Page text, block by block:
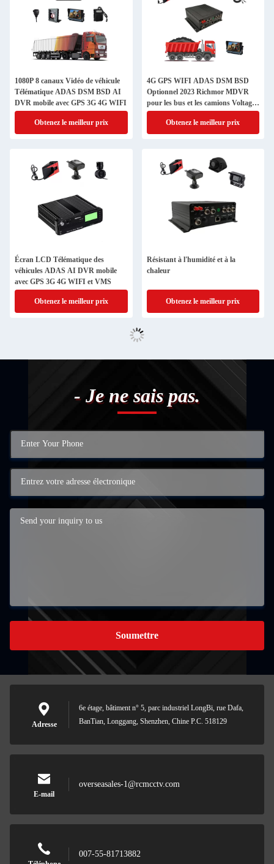
1080P 8 canaux Vidéo de véhicule
Télématique ADAS DSM BSD AI
DVR mobile avec GPS 3G 4G WIFI
Obtenez le meilleur prix
4G GPS WIFI ADAS DSM BSD
Optionnel 2023 Richmor MDVR
pour les bus et les camions Voltage
DC 8V 36V
Obtenez le meilleur prix
Écran LCD Télématique des
véhicules ADAS AI DVR mobile
avec GPS 3G 4G WIFI et VMS
Obtenez le meilleur prix
Résistant à l'humidité et à la
chaleur
Obtenez le meilleur prix
- Je ne sais pas.
Soumettre
Adresse
6e étage, bâtiment n° 5, parc industriel LongBi, rue Dafa,
BanTian, Longgang, Shenzhen, Chine P.C. 518129
E-mail
overseasales-1@rcmcctv.com
007-55-81713882